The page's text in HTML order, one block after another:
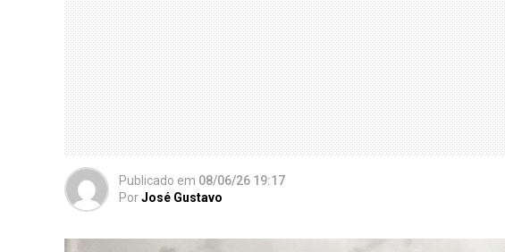
Publicado em 08/06/26 19:17
PorJosé Gustavo